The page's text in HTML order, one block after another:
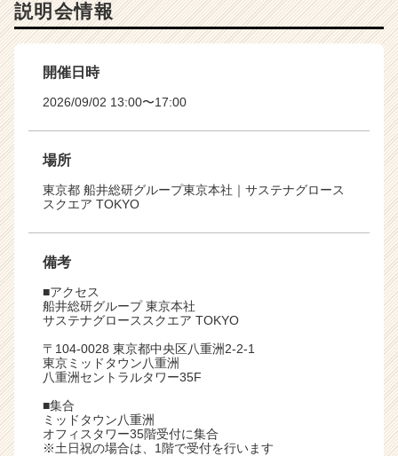
説明会情報
開催日時
2026/09/02 13:00〜17:00
場所
東京都 船井総研グループ東京本社｜サステナグロース
スクエア TOKYO
備考
■アクセス
船井総研グループ 東京本社
サステナグローススクエア TOKYO
〒104-0028 東京都中央区八重洲2-2-1
東京ミッドタウン八重洲
八重洲セントラルタワー35F
■集合
ミッドタウン八重洲
オフィスタワー35階受付に集合
※土日祝の場合は、1階で受付を行います